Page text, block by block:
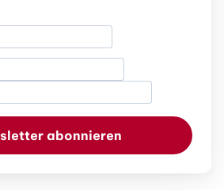
abonnieren